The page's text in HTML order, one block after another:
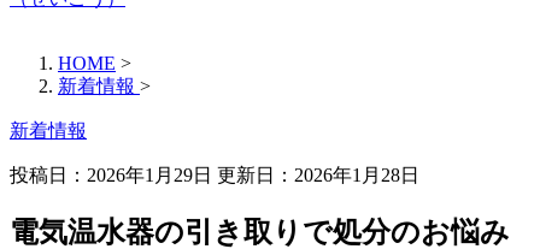
HOME >
新着情報 >
新着情報
投稿日：2026年1月29日 更新日： 2026年1月28日
電気温水器の引き取りで処分のお悩み